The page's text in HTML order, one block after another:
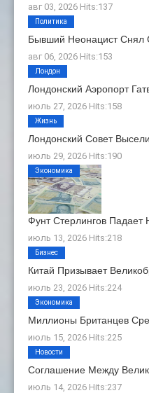
авг 03, 2026 Hits:137
Бывший Неонацист
авг 06, 2026 Hits:153
Политика
Лондонский Аэропорт
июль 27, 2026 Hits:158
Лондон
Лондонский Совет
июль 29, 2026 Hits:190
Жизнь
Фунт Стерлингов
июль 13, 2026 Hits:218
Экономика
Китай Призывает
июль 23, 2026 Hits:224
Бизнес
Миллионы Британцев
июль 15, 2026 Hits:225
Экономика
Соглашение Между
июль 14, 2026 Hits:237
Новости